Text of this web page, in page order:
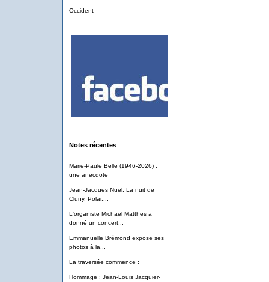
Occident
Notes récentes
Marie-Paule Belle (1946-2026) :
une anecdote
Jean-Jacques Nuel, La nuit de
Cluny. Polar....
L'organiste Michaël Matthes a
donné un concert...
Emmanuelle Brémond expose ses
photos à la...
La traversée commence :
Hommage : Jean-Louis Jacquier-